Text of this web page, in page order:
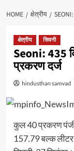
HOME क्षेत्रीय
क्षेत्रीय सिवनी
Seoni: 435
प्रकरण दर्ज
hindusthan samvad
कुल 40 प्रकरण
157.79 बल्क लीटर